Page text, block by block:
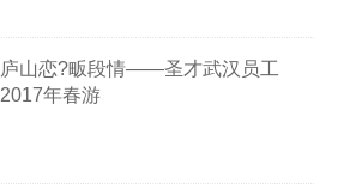
庐山恋?畈段情——圣才武汉员工
2017年春游